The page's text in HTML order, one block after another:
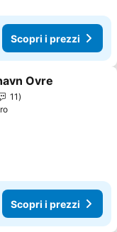
Scopri i prezzi
preferiti
Ovre
11
Scopri i prezzi